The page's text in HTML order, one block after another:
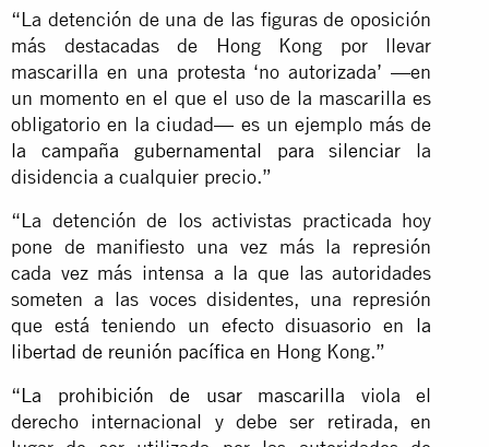
“La detención de una de las figuras de oposición
más destacadas de Hong Kong por llevar
mascarilla en una protesta ‘no autorizada’ —en
un momento en el que el uso de la mascarilla es
obligatorio en la ciudad— es un ejemplo más de
la campaña gubernamental para silenciar la
disidencia a cualquier precio.”
“La detención de los activistas practicada hoy
pone de manifiesto una vez más la represión
cada vez más intensa a la que las autoridades
someten a las voces disidentes, una represión
que está teniendo un efecto disuasorio en la
libertad de reunión pacífica en Hong Kong.”
“La prohibición de usar mascarilla viola el
derecho internacional y debe ser retirada, en